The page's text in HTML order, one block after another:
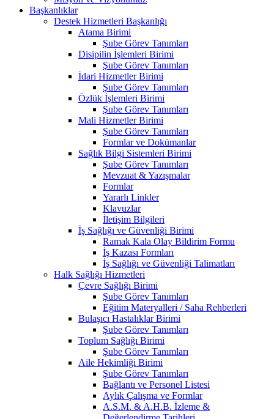
Başkanlıklar
Destek Hizmetleri Başkanlığı
Atama Birimi
Şube Görev Tanımları
Disipilin İşlemleri Birimi
Şube Görev Tanımları
İdari Hizmetler Birimi
Şube Görev Tanımları
Özlük İşlemleri Birimi
Şube Görev Tanımları
Mali Hizmetler Birimi
Şube Görev Tanımları
Formlar ve Dokümanlar
Sağlık Bilgi Sistemleri Birimi
Şube Görev Tanımları
Mevzuat & Yazışmalar
Formlar
Yararlı Linkler
Klavuzlar
İletişim Bilgileri
İş Sağlığı ve Güvenliği Birimi
Ramak Kala Olay Bildirim Formu
İş Kazası Formları
İş Sağlığı ve Güvenliği Talimatları
Halk Sağlığı Hizmetleri
Çevre Sağlığı Birimi
Şube Görev Tanımları
Eğitim Materyalleri / Saha Rehberleri
Bulaşıcı Hastalıklar Birimi
Şube Görev Tanımları
Toplum Sağlığı Birimi
Şube Görev Tanımları
Aile Hekimliği Birimi
Şube Görev Tanımları
Bağlantı ve Personel Listesi
Aylık Çalışma ve Formlar
A.S.M. & A.H.B. İzleme &